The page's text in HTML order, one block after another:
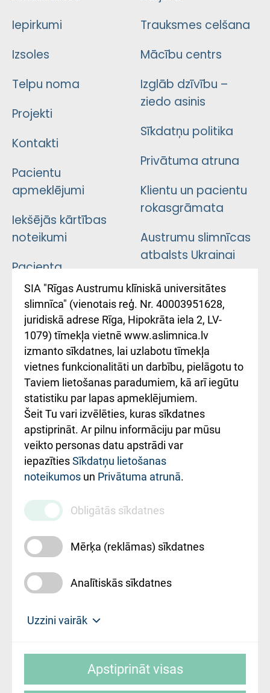
Iepirkumi
Izsoles
Telpu noma
Projekti
Kontakti
Pacientu
apmeklējumi
Iekšējās kārtības
noteikumi
Pacienta
atsauksmju/sūdzību
iesniegšanas
kārtība
Kā pie mums nokļūt
Rēķinu apmaksas
ceļvedis
Rekvizīti un
ārstniecības
iestādes kods
010000234
Maksas
pakalpojumu
cenrādis
Trauksmes celšana
Mācību centrs
Izglāb dzīvību –
ziedo asinis
Sīkdatņu politika
Privātuma atruna
Klientu un pacientu
rokasgrāmata
Austrumu slimnīcas
atbalsts Ukrainai
Підтримка Східної
лікарні та співпраця з
Україною
SIA "Rīgas Austrumu klīniskā universitātes
slimnīca" (vienotais reģ. Nr. 40003951628,
juridiskā adrese Rīga, Hipokrāta iela 2, LV-
1079) tīmekļa vietnē www.aslimnica.lv
izmanto sīkdatnes, lai uzlabotu tīmekļa
vietnes funkcionalitāti un darbību, pielāgotu to
Taviem lietošanas paradumiem, kā arī iegūtu
statistiku par lapas apmeklējumiem.
Šeit Tu vari izvēlēties, kuras sīkdatnes
apstiprināt. Ar pilnu informāciju par mūsu
veikto personas datu apstrādi var
iepazītiesSīkdatņu lietošanas
noteikumos un Privātuma atrunā.
Obligātās sīkdatnes
Mērķa (reklāmas) sīkdatnes
Analītiskās sīkdatnes
Uzzini vairāk
slimnīca, turpmāk – Pārzinis, sīkdatņu
Apstiprināt visas